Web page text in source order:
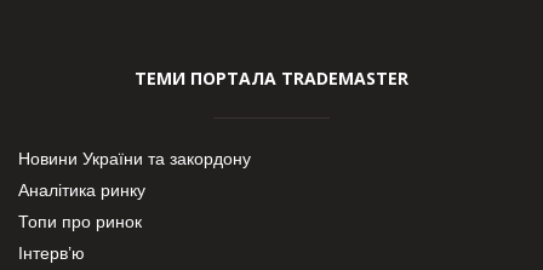
ТЕМИ ПОРТАЛА TRADEMASTER
Новини України та закордону
Аналітика ринку
Топи про ринок
Інтерв’ю